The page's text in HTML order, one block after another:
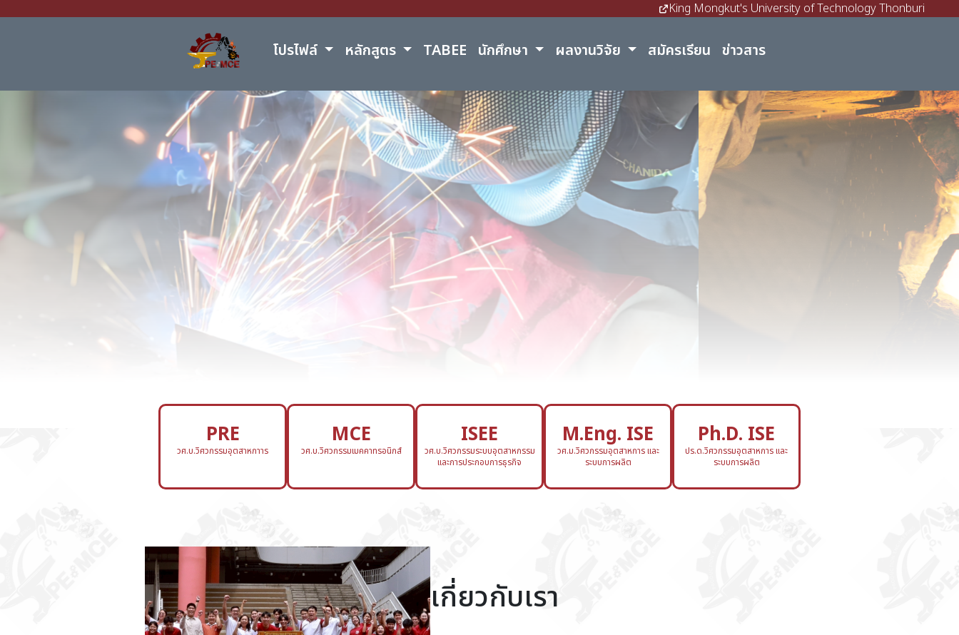
King Mongkut's University of Technology Thonburi
โปรไฟล์ หลักสูตร TABEE นักศึกษา ผลงานวิจัย สมัครเรียน ข่าวสาร
PRE
วศ.บ.วิศวกรรมอุตสาหกาาร
MCE
วศ.บ.วิศวกรรมเมคคาทรอนิกส์
ISEE
วศ.บ.วิศวกรรมระบบอุตสาหกรรม
และการประกอบการธุรกิจ
M.Eng. ISE
วศ.ม.วิศวกรรมอุตสาหการ และ
ระบบการผลิต
Ph.D. ISE
ปร.ด.วิศวกรรมอุตสาหการ และ
ระบบการผลิต
เกี่ยวกับเรา